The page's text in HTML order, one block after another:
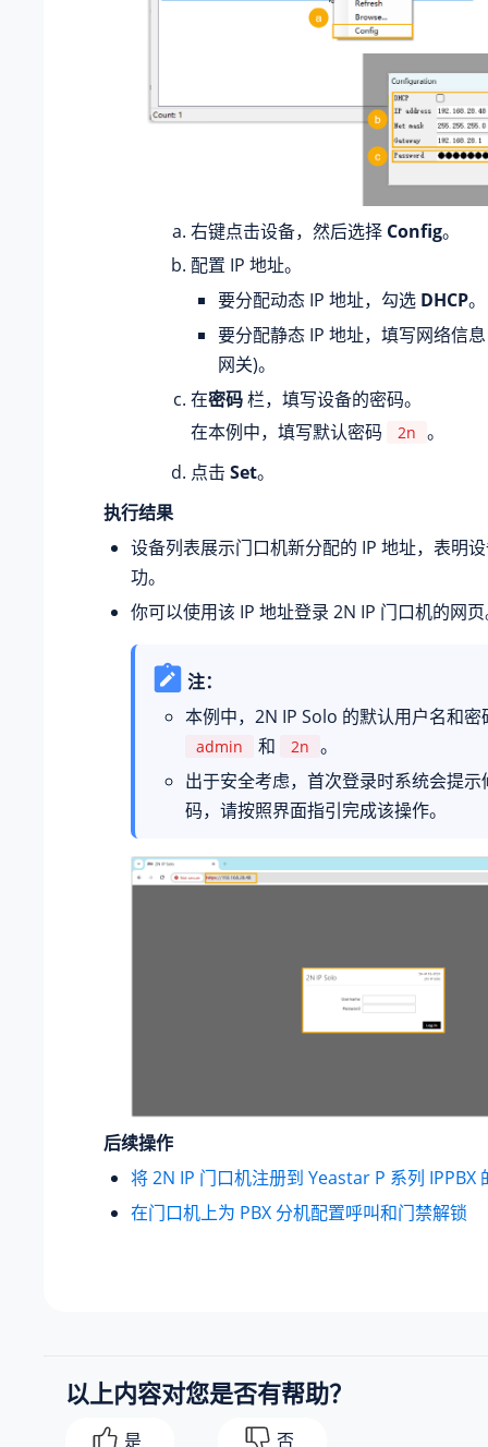
右键点击设备，然后选择 Config。
配置 IP 地址。
要分配动态 IP 地址，勾选 DHCP。
要分配静态 IP 地址，填写网络信
网关)。
在密码栏，填写设备的密码。
在本例中，填写默认密码
2n 。
点击 Set。
执行结果
设备列表展示门口机新分配的 IP 地址，表明
功。
你可以使用该 IP 地址登录 2N IP 门口机的网
注：
本例中，2N IP Solo 的默认用户名和密
admin 和 2n 。
出于安全考虑，首次登录时系统会提示
码，请按照界面指引完成该操作。
后续操作
将 2N IP 门口机注册到 Yeastar P 系列 IPPBX
在门口机上为 PBX 分机配置呼叫和门禁解锁
以上内容对您是否有帮助？
是 否